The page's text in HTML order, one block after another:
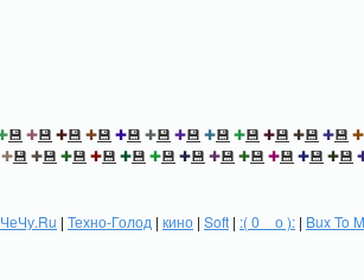
💾 ✚💾 ✚💾 ✚💾 ✚💾 ✚💾 ✚💾 ✚💾 ✚💾 ✚💾 ✚💾 ✚💾 ✚
✚💾 ✚💾 ✚💾 ✚💾 ✚💾 ✚💾 ✚💾 ✚💾 ✚💾 ✚💾 ✚💾 ✚💾
ЧеЧу.Ru | Техно-Голод | кино | Soft | :( 0 _ о ): | Bux To